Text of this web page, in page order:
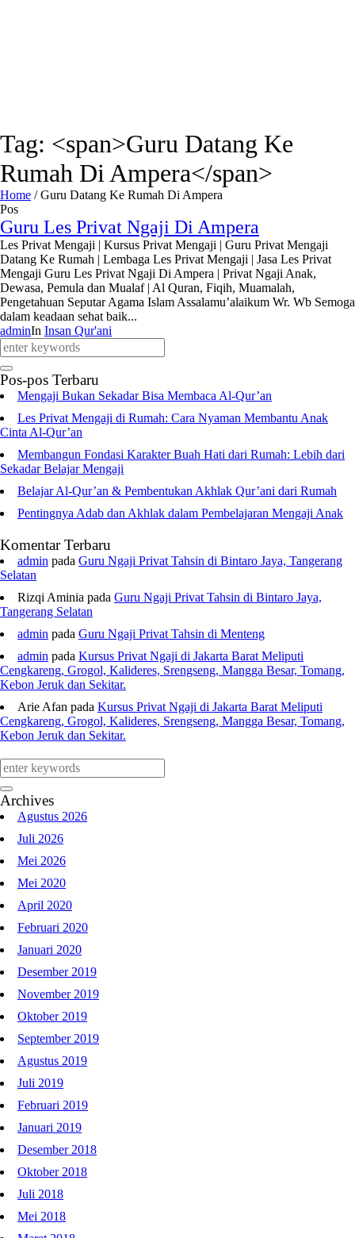
Tag: <span>Guru Datang Ke
Rumah Di Ampera</span>
Home /Guru Datang Ke Rumah Di Ampera
Pos
Guru Les Privat Ngaji Di Ampera
Les Privat Mengaji | Kursus Privat Mengaji | Guru Privat Mengaji
Datang Ke Rumah | Lembaga Les Privat Mengaji | Jasa Les Privat
Mengaji Guru Les Privat Ngaji Di Ampera | Privat Ngaji Anak,
Dewasa, Pemula dan Mualaf | Al Quran, Fiqih, Muamalah,
Pengetahuan Seputar Agama Islam Assalamu’alaikum Wr. Wb Semoga
dalam keadaan sehat baik...
adminIn Insan Qur'ani
Pos-pos Terbaru
Mengaji Bukan Sekadar Bisa Membaca Al-Qur’an
Les Privat Mengaji di Rumah: Cara Nyaman Membantu Anak
Cinta Al-Qur’an
Membangun Fondasi Karakter Buah Hati dari Rumah: Lebih dari
Sekadar Belajar Mengaji
Belajar Al-Qur’an & Pembentukan Akhlak Qur’ani dari Rumah
Pentingnya Adab dan Akhlak dalam Pembelajaran Mengaji Anak
Komentar Terbaru
admin pada Guru Ngaji Privat Tahsin di Bintaro Jaya, Tangerang
Selatan
Rizqi Aminia pada Guru Ngaji Privat Tahsin di Bintaro Jaya,
Tangerang Selatan
admin pada Guru Ngaji Privat Tahsin di Menteng
admin pada Kursus Privat Ngaji di Jakarta Barat Meliputi
Cengkareng, Grogol, Kalideres, Srengseng, Mangga Besar, Tomang,
Kebon Jeruk dan Sekitar.
Arie Afan pada Kursus Privat Ngaji di Jakarta Barat Meliputi
Cengkareng, Grogol, Kalideres, Srengseng, Mangga Besar, Tomang,
Kebon Jeruk dan Sekitar.
Archives
Agustus 2026
Juli 2026
Mei 2026
Mei 2020
April 2020
Februari 2020
Januari 2020
Desember 2019
November 2019
Oktober 2019
September 2019
Agustus 2019
Juli 2019
Februari 2019
Januari 2019
Desember 2018
Oktober 2018
Juli 2018
Mei 2018